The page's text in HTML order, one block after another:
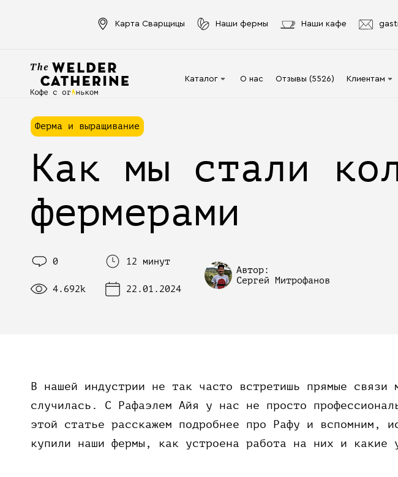
Карта Сварщицы Наши фермы Наши кафе
Каталог
Для фильтра
Капсулы
Аксессуары
Кофе в фильтр-
Напитки в банках
Галараствор
О нас Отзывы (5526) Клиентам
Статьи
Ферма и выращивание
Как мы стали
фермерами
0
4.692k
12 минут
22.01.2024
Автор:
Сергей Митрофанов
В нашей индустрии не так часто встретишь прямые
случилась. С Рафаэлем Айя у нас не просто
этой статье расскажем подробнее про Рафу и вспомним,
купили наши фермы, как устроена работа на них и какие